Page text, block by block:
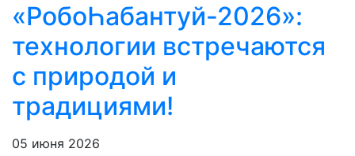
«РобоҺабантуй-2026»:
технологии встречаются
с природой и
традициями!
05 июня 2026